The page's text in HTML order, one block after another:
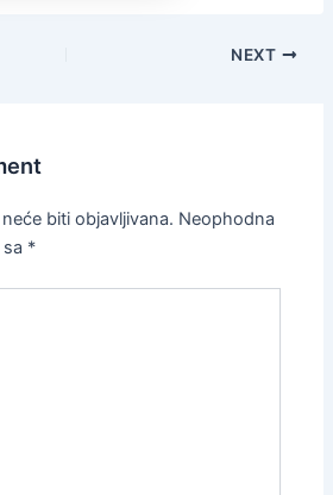
NEXT
biti objavljivana. Neophodna
*